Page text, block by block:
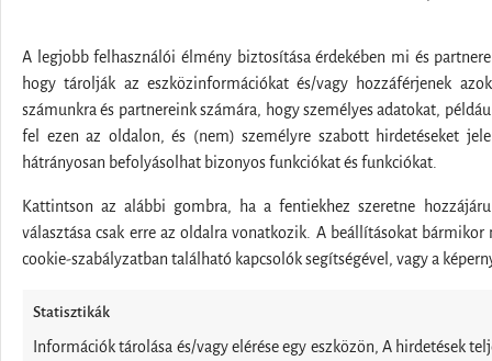
A legjobb felhasználói élmény biztosítása érdekében mi és
hogy tárolják az eszközinformációkat és/vagy hozzáférjenek
számunkra és partnereink számára, hogy személyes adatokat,
fel ezen az oldalon, és (nem) személyre szabott hirdetéseket
hátrányosan befolyásolhat bizonyos funkciókat és funkciókat.
Kattintson az alábbi gombra, ha a fentiekhez szeretne
választása csak erre az oldalra vonatkozik. A beállításokat
cookie-szabályzatban található kapcsolók segítségével, vagy a
Statisztikák
Információk tárolása és/vagy elérése egy eszközön, A hirdetések